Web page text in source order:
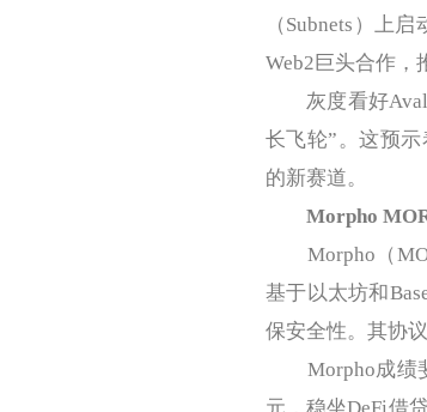
（Subnets）上
Web2巨头合作，
灰度看好
长飞轮”。这预示
的新赛道。
Morpho
Morpho（
基于以太坊和
保安全性。其协
Morpho成绩斐